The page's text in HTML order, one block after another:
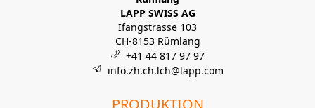
LAPP SWISS AG
Ifangstrasse 103
CH-8153 Rümlang
+41 44 817 97 97
info.zh.ch.lch@lapp.com
PRODUKTION